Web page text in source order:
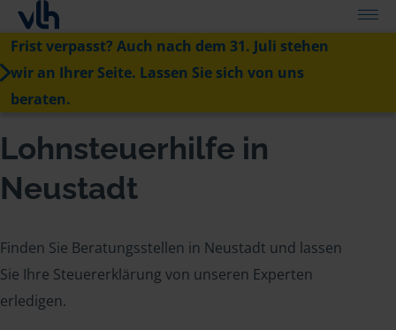
Frist verpasst? Auch nach dem 31. Juli stehen
wir an Ihrer Seite. Lassen Sie sich von uns
beraten.
Lohnsteuerhilfe in
Neustadt
Finden Sie Beratungsstellen in Neustadt und lassen
Sie Ihre Steuererklärung von unseren Experten
erledigen.